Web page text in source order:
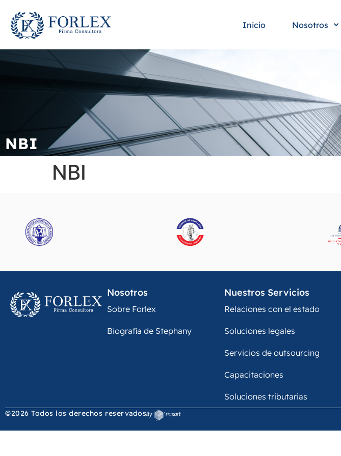
Inicio Nosotros
NBI
NBI
Nosotros
Sobre Forlex
Biografía de Stephany
Nuestros Servicios
Relaciones con el estado
Soluciones legales
Servicios de outsourcing
Capacitaciones
Soluciones tributarias
©2026 Todos los derechos reservados